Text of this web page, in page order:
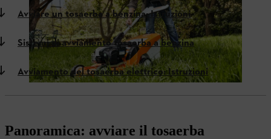
Avviare un tosaerba a benzina: Istruzioni
Sistemi di avviamento tosaerba a benzina
Avviamento del tosaerba elettrico: Istruzioni
Panoramica: avviare il tosaerba